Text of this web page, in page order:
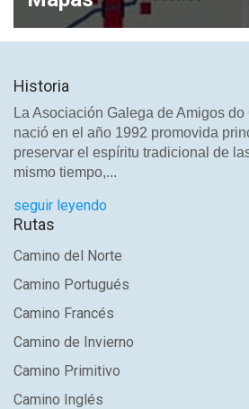
Historia
La Asociación Galega de Amigos
nació en el año 1992 promovida
preservar el espíritu tradicional de
mismo tiempo,...
seguir leyendo
Rutas
Camino del Norte
Camino Portugués
Camino Francés
Camino de Invierno
Camino Primitivo
Camino Inglés